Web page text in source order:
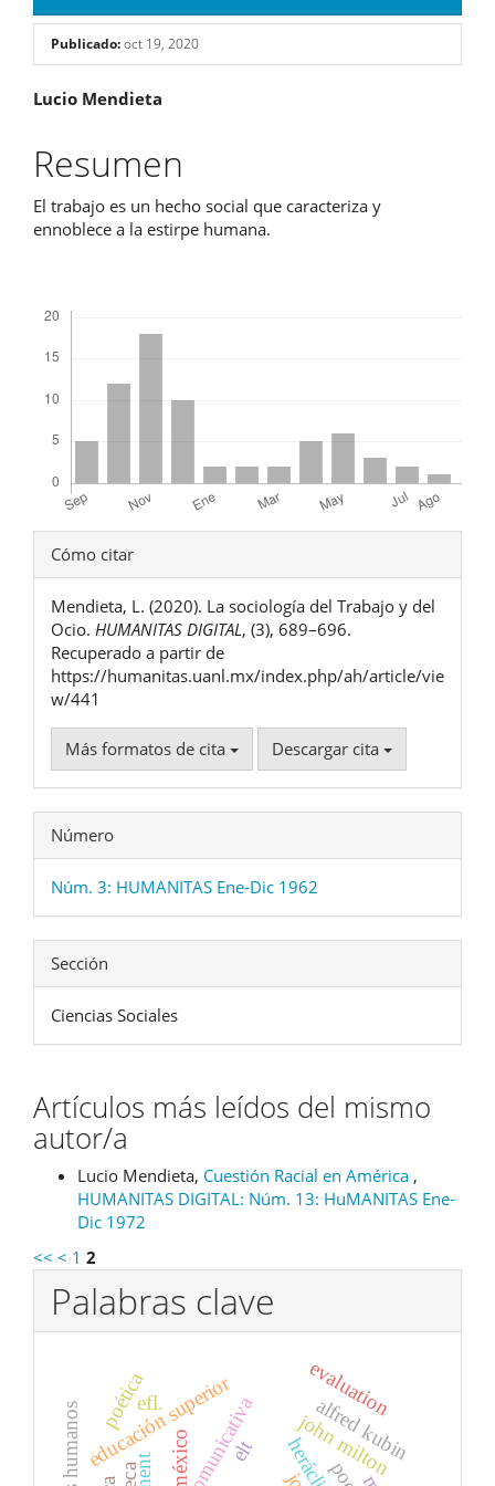
Publicado:oct 19, 2020
Contenido
principal
del
artículo
Lucio Mendieta
Resumen
El trabajo es un hecho social que caracteriza y
ennoblece a la estirpe humana.
Detalles
del
artículo
Cómo citar
Mendieta, L. (2020). La sociología del Trabajo y del
Ocio. HUMANITAS DIGITAL, (3), 689–696.
Recuperado a partir de
https://humanitas.uanl.mx/index.php/ah/article/vie
w/441
Más formatos de cita Descargar cita
Número
Núm. 3: HUMANITAS Ene-Dic 1962
Sección
Ciencias Sociales
Artículos más leídos del mismo
autor/a
Lucio Mendieta, Cuestión Racial en América ,
HUMANITAS DIGITAL: Núm. 13: HuMANITAS Ene-
Dic 1972
<< < 1 2
Palabras clave
educación superior heráclito
john milton
méxico alfred kubin
evaluation
elt
efl.
poética